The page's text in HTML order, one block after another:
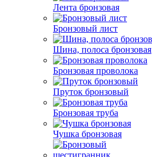
Лента бронзовая
Бронзовый лист
Шина, полоса бронзовая
Бронзовая проволока
Пруток бронзовый
Бронзовая труба
Чушка бронзовая